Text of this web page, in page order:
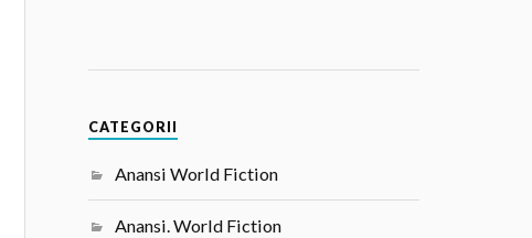
CATEGORII
Anansi World Fiction
Anansi. World Fiction